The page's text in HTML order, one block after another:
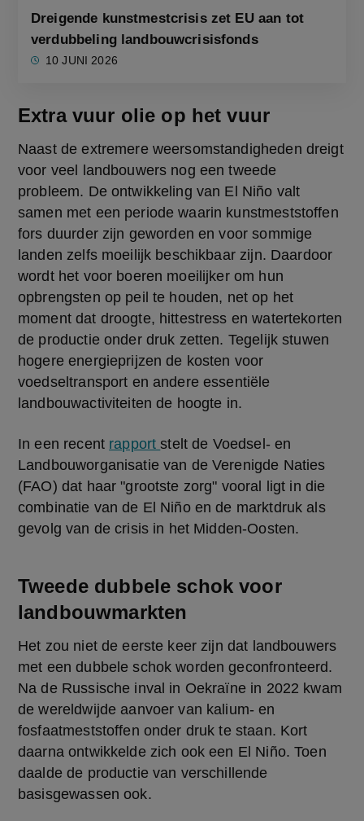
Dreigende kunstmestcrisis zet EU aan tot
verdubbeling landbouwcrisisfonds
10 JUNI 2026
Extra vuur olie op het vuur
Naast de extremere weersomstandigheden dreigt
voor veel landbouwers nog een tweede
probleem. De ontwikkeling van El Niño valt
samen met een periode waarin kunstmeststoffen
fors duurder zijn geworden en voor sommige
landen zelfs moeilijk beschikbaar zijn. Daardoor
wordt het voor boeren moeilijker om hun
opbrengsten op peil te houden, net op het
moment dat droogte, hittestress en watertekorten
de productie onder druk zetten. Tegelijk stuwen
hogere energieprijzen de kosten voor
voedseltransport en andere essentiële
landbouwactiviteiten de hoogte in.
In een recent rapport stelt de Voedsel- en
Landbouworganisatie van de Verenigde Naties
(FAO) dat haar "grootste zorg" vooral ligt in die
combinatie van de El Niño en de marktdruk als
gevolg van de crisis in het Midden-Oosten.
Tweede dubbele schok voor
landbouwmarkten
Het zou niet de eerste keer zijn dat landbouwers
met een dubbele schok worden geconfronteerd.
Na de Russische inval in Oekraïne in 2022 kwam
de wereldwijde aanvoer van kalium- en
fosfaatmeststoffen onder druk te staan. Kort
daarna ontwikkelde zich ook een El Niño. Toen
daalde de productie van verschillende
basisgewassen ook.